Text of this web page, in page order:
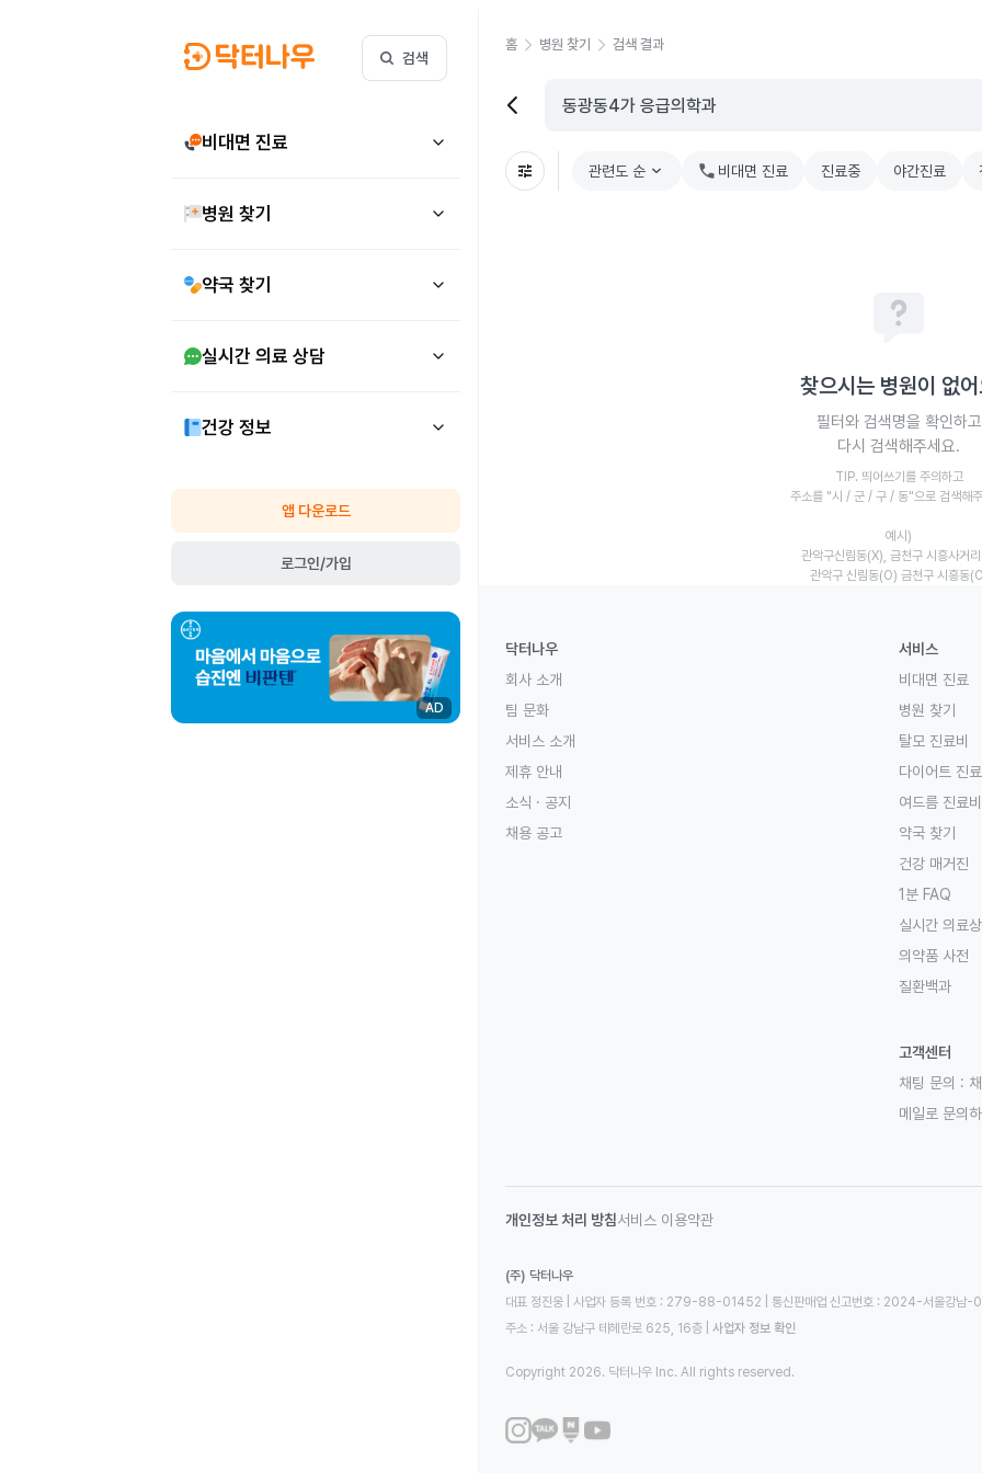
검색
비대면 진료
병원 찾기
약국 찾기
실시간 의료 상담
건강 정보
앱 다운로드
로그인/가입
AD
홈 병원 찾기 검색 결과
관련도 순 chevron_right 비대면 진료 진료중 야간진료
찾으시는 병원이 없
필터와 검색명을 확인하고
다시 검색해주세요.
TIP. 띄어쓰기를 주의하고
주소를 "시 / 군 / 구 / 동"으로 검색해
예시)
관악구신림동(X), 금천구 시흥사거
관악구 신림동(O) 금천구 시흥동
닥터나우
회사 소개
팀 문화
서비스 소개
제휴 안내
소식 · 공지
채용 공고
서비스
비대면 진료
병원 찾기
탈모 진료비
다이어트 진료
여드름 진료비
약국 찾기
건강 매거진
1분 FAQ
실시간 의료
의약품 사전
질환백과
고객센터
채팅 문의 :
메일로 문의하
개인정보 처리 방침서비스 이용약관
(주) 닥터나우
대표 정진웅 | 사업자 등록 번호 : 279-88-01452 | 통신판매업 신고번호 : 2024-서울강남
주소 : 서울 강남구 테헤란로 625, 16층
사업자 정보 확인
Copyright 2026. 닥터나우 Inc. All rights reserved.